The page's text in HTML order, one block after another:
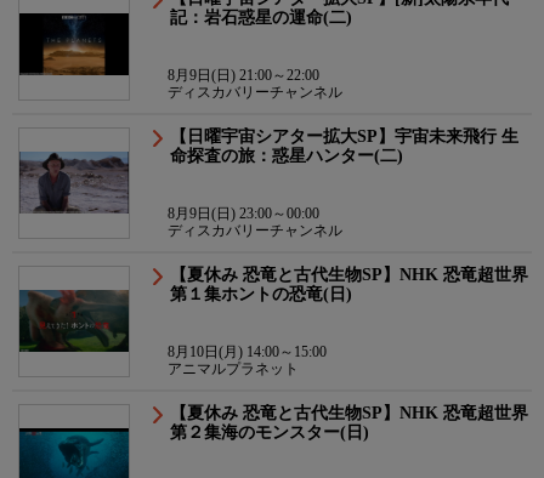
記：岩石惑星の運命(二)
8月9日(日) 21:00～22:00
ディスカバリーチャンネル
【日曜宇宙シアター拡大SP】宇宙未来飛行 生
命探査の旅：惑星ハンター(二)
8月9日(日) 23:00～00:00
ディスカバリーチャンネル
【夏休み 恐竜と古代生物SP】NHK 恐竜超世界
第１集ホントの恐竜(日)
8月10日(月) 14:00～15:00
アニマルプラネット
【夏休み 恐竜と古代生物SP】NHK 恐竜超世界
第２集海のモンスター(日)